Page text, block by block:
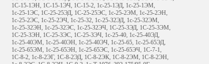
1С-15-1ЭН, 1С-15-1ЭЧ, 1С-15-2, 1с-25-1ЭД, 1с-25-1ЭМ,
1с-25-1ЭС, 1С-25-25ЭД, 1С-25-25ЭС, 1с-25-2ЭМ, 1с-25-2ЭН,
1с-25-2ЭС, 1с-25-2ЭЧ, 1с-25-32, 1с-25-32ЭД, 1с-25-32ЭМ,
1с-25-32ЭН, 1с-25-32ЭС, 1с-25-32ЭЧ, 1С-25-3ЭД, 1С-25-3ЭМ,
1С-25-3ЭН, 1С-25-3ЭС, 1С-25-3ЭЧ, 1с-25-40, 1с-25-40ЭД,
1с-25-40ЭМ, 1с-25-40ЭН, 1с-25-40ЭЧ, 1с-25-65, 1с-25-65ЭД,
1с-25-65ЭМ, 1с-25-65ЭН, 1с-25-65ЭС, 1с-25-65ЭЧ, 1С-7-1,
1С-8-2, 1с-8-2ЭГ, 1С-8-2ЭД, 1С-8-2ЭК, 1С-8-2ЭМ, 1С-8-2ЭН,